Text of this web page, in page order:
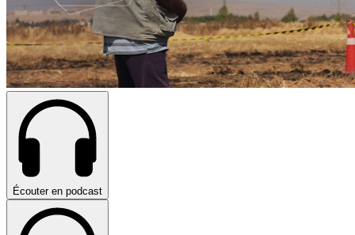
Écouter en podcast